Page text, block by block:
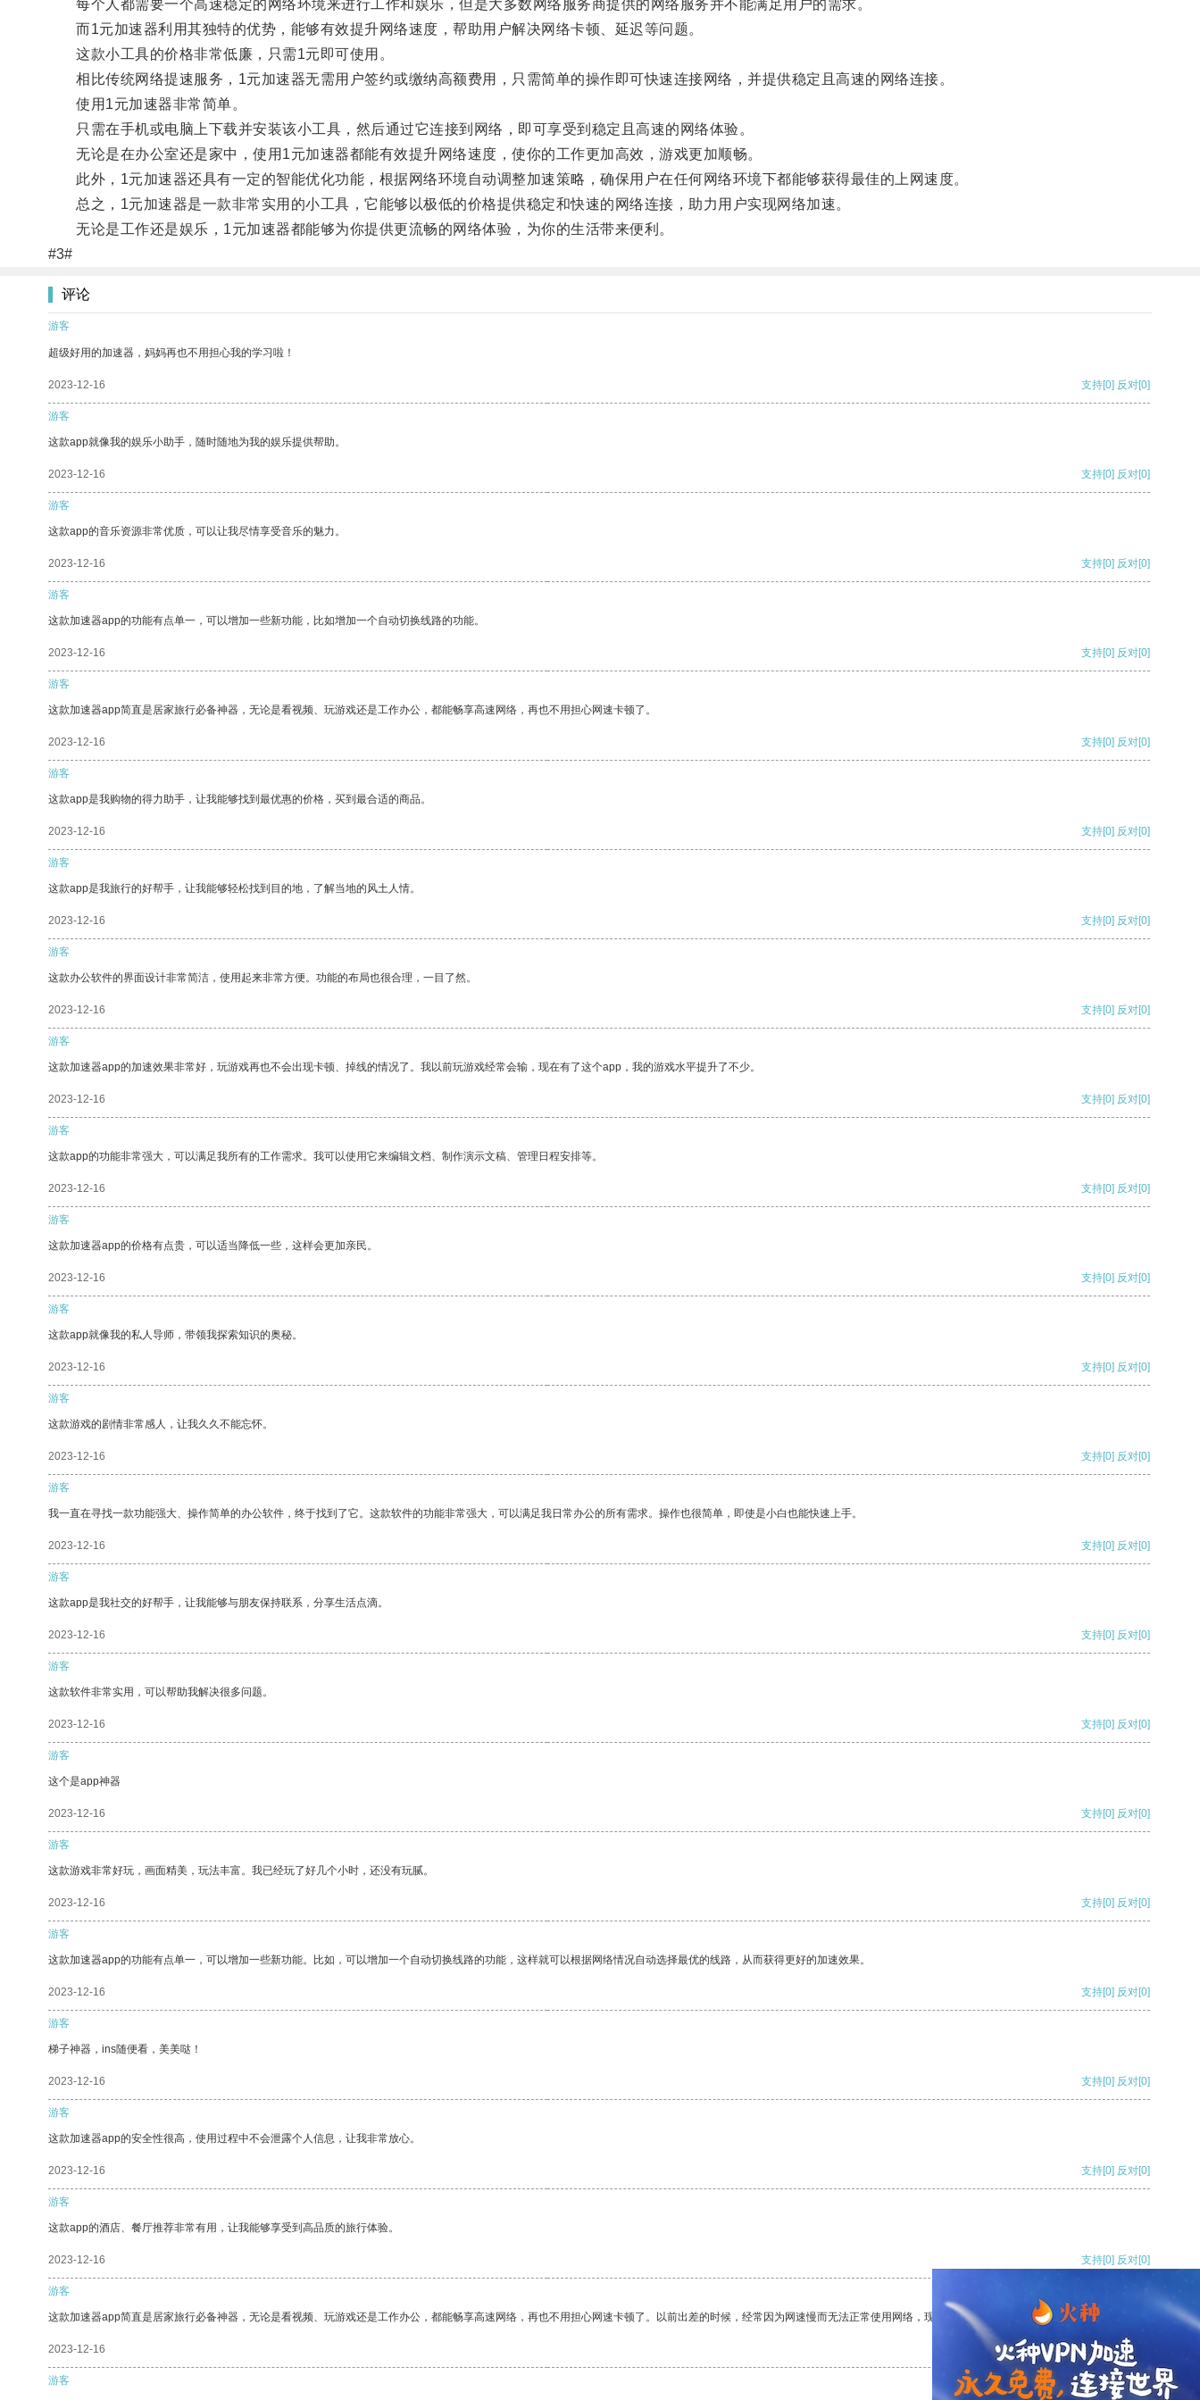
每个人都需要一个高速稳定的网络环境来进行工作和娱乐，但是大多数网络服务商提供的网络服务并不能满足用户的需求。
而1元加速器利用其独特的优势，能够有效提升网络速度，帮助用户解决网络卡顿、延迟等问题。
这款小工具的价格非常低廉，只需1元即可使用。
相比传统网络提速服务，1元加速器无需用户签约或缴纳高额费用，只需简单的操作即可快速连接网络，并提供稳定且高速的网络连接。
使用1元加速器非常简单。
只需在手机或电脑上下载并安装该小工具，然后通过它连接到网络，即可享受到稳定且高速的网络体验。
无论是在办公室还是家中，使用1元加速器都能有效提升网络速度，使你的工作更加高效，游戏更加顺畅。
此外，1元加速器还具有一定的智能优化功能，根据网络环境自动调整加速策略，确保用户在任何网络环境下都能够获得最佳的上网速度。
总之，1元加速器是一款非常实用的小工具，它能够以极低的价格提供稳定和快速的网络连接，助力用户实现网络加速。
无论是工作还是娱乐，1元加速器都能够为你提供更流畅的网络体验，为你的生活带来便利。
#3#
评论
游客
超级好用的加速器，妈妈再也不用担心我的学习啦！
2023-12-16 支持[0] 反对[0]
游客
这款app就像我的娱乐小助手，随时随地为我的娱乐提供帮助。
2023-12-16 支持[0] 反对[0]
游客
这款app的音乐资源非常优质，可以让我尽情享受音乐的魅力。
2023-12-16 支持[0] 反对[0]
游客
这款加速器app的功能有点单一，可以增加一些新功能，比如增加一个自动切换线路的功能。
2023-12-16 支持[0] 反对[0]
游客
这款加速器app简直是居家旅行必备神器，无论是看视频、玩游戏还是工作办公，都能畅享高速网络，再也不用担心网速卡顿了。
2023-12-16 支持[0] 反对[0]
游客
这款app是我购物的得力助手，让我能够找到最优惠的价格，买到最合适的商品。
2023-12-16 支持[0] 反对[0]
游客
这款app是我旅行的好帮手，让我能够轻松找到目的地，了解当地的风土人情。
2023-12-16 支持[0] 反对[0]
游客
这款办公软件的界面设计非常简洁，使用起来非常方便。功能的布局也很合理，一目了然。
2023-12-16 支持[0] 反对[0]
游客
这款加速器app的加速效果非常好，玩游戏再也不会出现卡顿、掉线的情况了。我以前玩游戏经常会输，现在有了这个app，我的游戏水平提升了不少。
2023-12-16 支持[0] 反对[0]
游客
这款app的功能非常强大，可以满足我所有的工作需求。我可以使用它来编辑文档、制作演示文稿、管理日程安排等。
2023-12-16 支持[0] 反对[0]
游客
这款加速器app的价格有点贵，可以适当降低一些，这样会更加亲民。
2023-12-16 支持[0] 反对[0]
游客
这款app就像我的私人导师，带领我探索知识的奥秘。
2023-12-16 支持[0] 反对[0]
游客
这款游戏的剧情非常感人，让我久久不能忘怀。
2023-12-16 支持[0] 反对[0]
游客
我一直在寻找一款功能强大、操作简单的办公软件，终于找到了它。这款软件的功能非常强大，可以满足我日常办公的所有需求。操作也很简单，即使是小白也能快速上手。
2023-12-16 支持[0] 反对[0]
游客
这款app是我社交的好帮手，让我能够与朋友保持联系，分享生活点滴。
2023-12-16 支持[0] 反对[0]
游客
这款软件非常实用，可以帮助我解决很多问题。
2023-12-16 支持[0] 反对[0]
游客
这个是app神器
2023-12-16 支持[0] 反对[0]
游客
这款游戏非常好玩，画面精美，玩法丰富。我已经玩了好几个小时，还没有玩腻。
2023-12-16 支持[0] 反对[0]
游客
这款加速器app的功能有点单一，可以增加一些新功能。比如，可以增加一个自动切换线路的功能，这样就可以根据网络情况自动选择最优的线路，从而获得更好的加速效果。
2023-12-16 支持[0] 反对[0]
游客
梯子神器，ins随便看，美美哒！
2023-12-16 支持[0] 反对[0]
游客
这款加速器app的安全性很高，使用过程中不会泄露个人信息，让我非常放心。
2023-12-16 支持[0] 反对[0]
游客
这款app的酒店、餐厅推荐非常有用，让我能够享受到高品质的旅行体验。
2023-12-16 支持[0] 反对[0]
游客
这款加速器app简直是居家旅行必备神器，无论是看视频、玩游戏还是工作办公，都能畅享高速网络，再也不用担心网速卡顿了。以前出差的时候，经常因为网速慢而无法正常使用网络，现在有了这个app，我再也不用担心了。
2023-12-16 支持[0] 反对
游客